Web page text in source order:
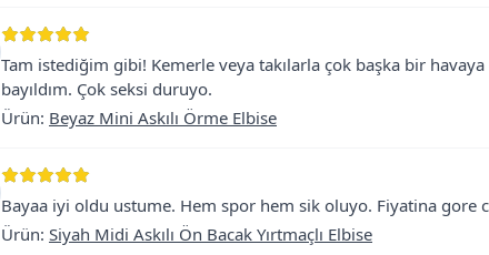
Tam istediğim gibi! Kemerle veya takılarla çok başka bir
bayıldım. Çok seksi duruyo.
Ürün: Beyaz Mini Askılı Örme Elbise
Bayaa iyi oldu ustume. Hem spor hem sik oluyo. Fiyatina gore
Ürün: Siyah Midi Askılı Ön Bacak Yırtmaçlı Elbise